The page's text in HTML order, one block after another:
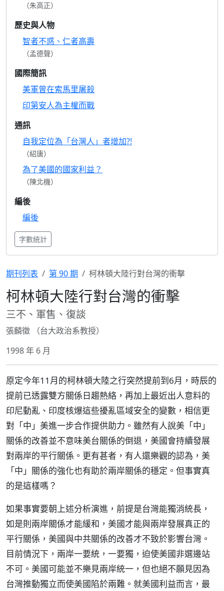
（朱高正）
歷史與人物
智者不惑、仁者高壽
（孟德聲）
國際簡訊
美軍曾在索馬里屠殺
印第安人為主權而戰
通訊
自我定位為「台灣人」者增加?!
（紹唐）
為了美國的國家利益？
（陳北機）
編後
編後
字數統計
期刊列表 第 90 期 柯林頓大陸行對台灣的衝擊
柯林頓大陸行對台灣的衝擊
三不、軍售、復談
張麟徵 （台大政治系教授）
1998 年 6 月
原定今年11月的柯林頓大陸之行突然提前到6月，時辰的
提前已透露雙方關係日趨熱絡，再加上最近出人意料的
印尼動亂、印度核爆這些擾亂區域安全的變數，相信更
對「中」美進一步合作提供助力。雖然有人說美「中」
關係的改善並不意味美台關係的倒退，美國會持續發展
對兩岸的平行關係。更有甚者，有人還樂觀的認為，美
「中」關係的強化也有助於兩岸關係的穩定。但事實真
的是這樣嗎？
如果事實要朝上述分析演進，前提是台灣能獨消統長，
如是則兩岸關係才能緩和，美國才能與兩岸發展真正的
平行關係，美國與中共關係的改善才不致於影響台灣。
目前情況下，兩岸一要統，一要獨，迫使美國非選邊站
不可。美國可能並不樂見兩岸統一，但也絕不願見因為
台灣推動獨立而使美國陷於兩難。就美國利益而言，最